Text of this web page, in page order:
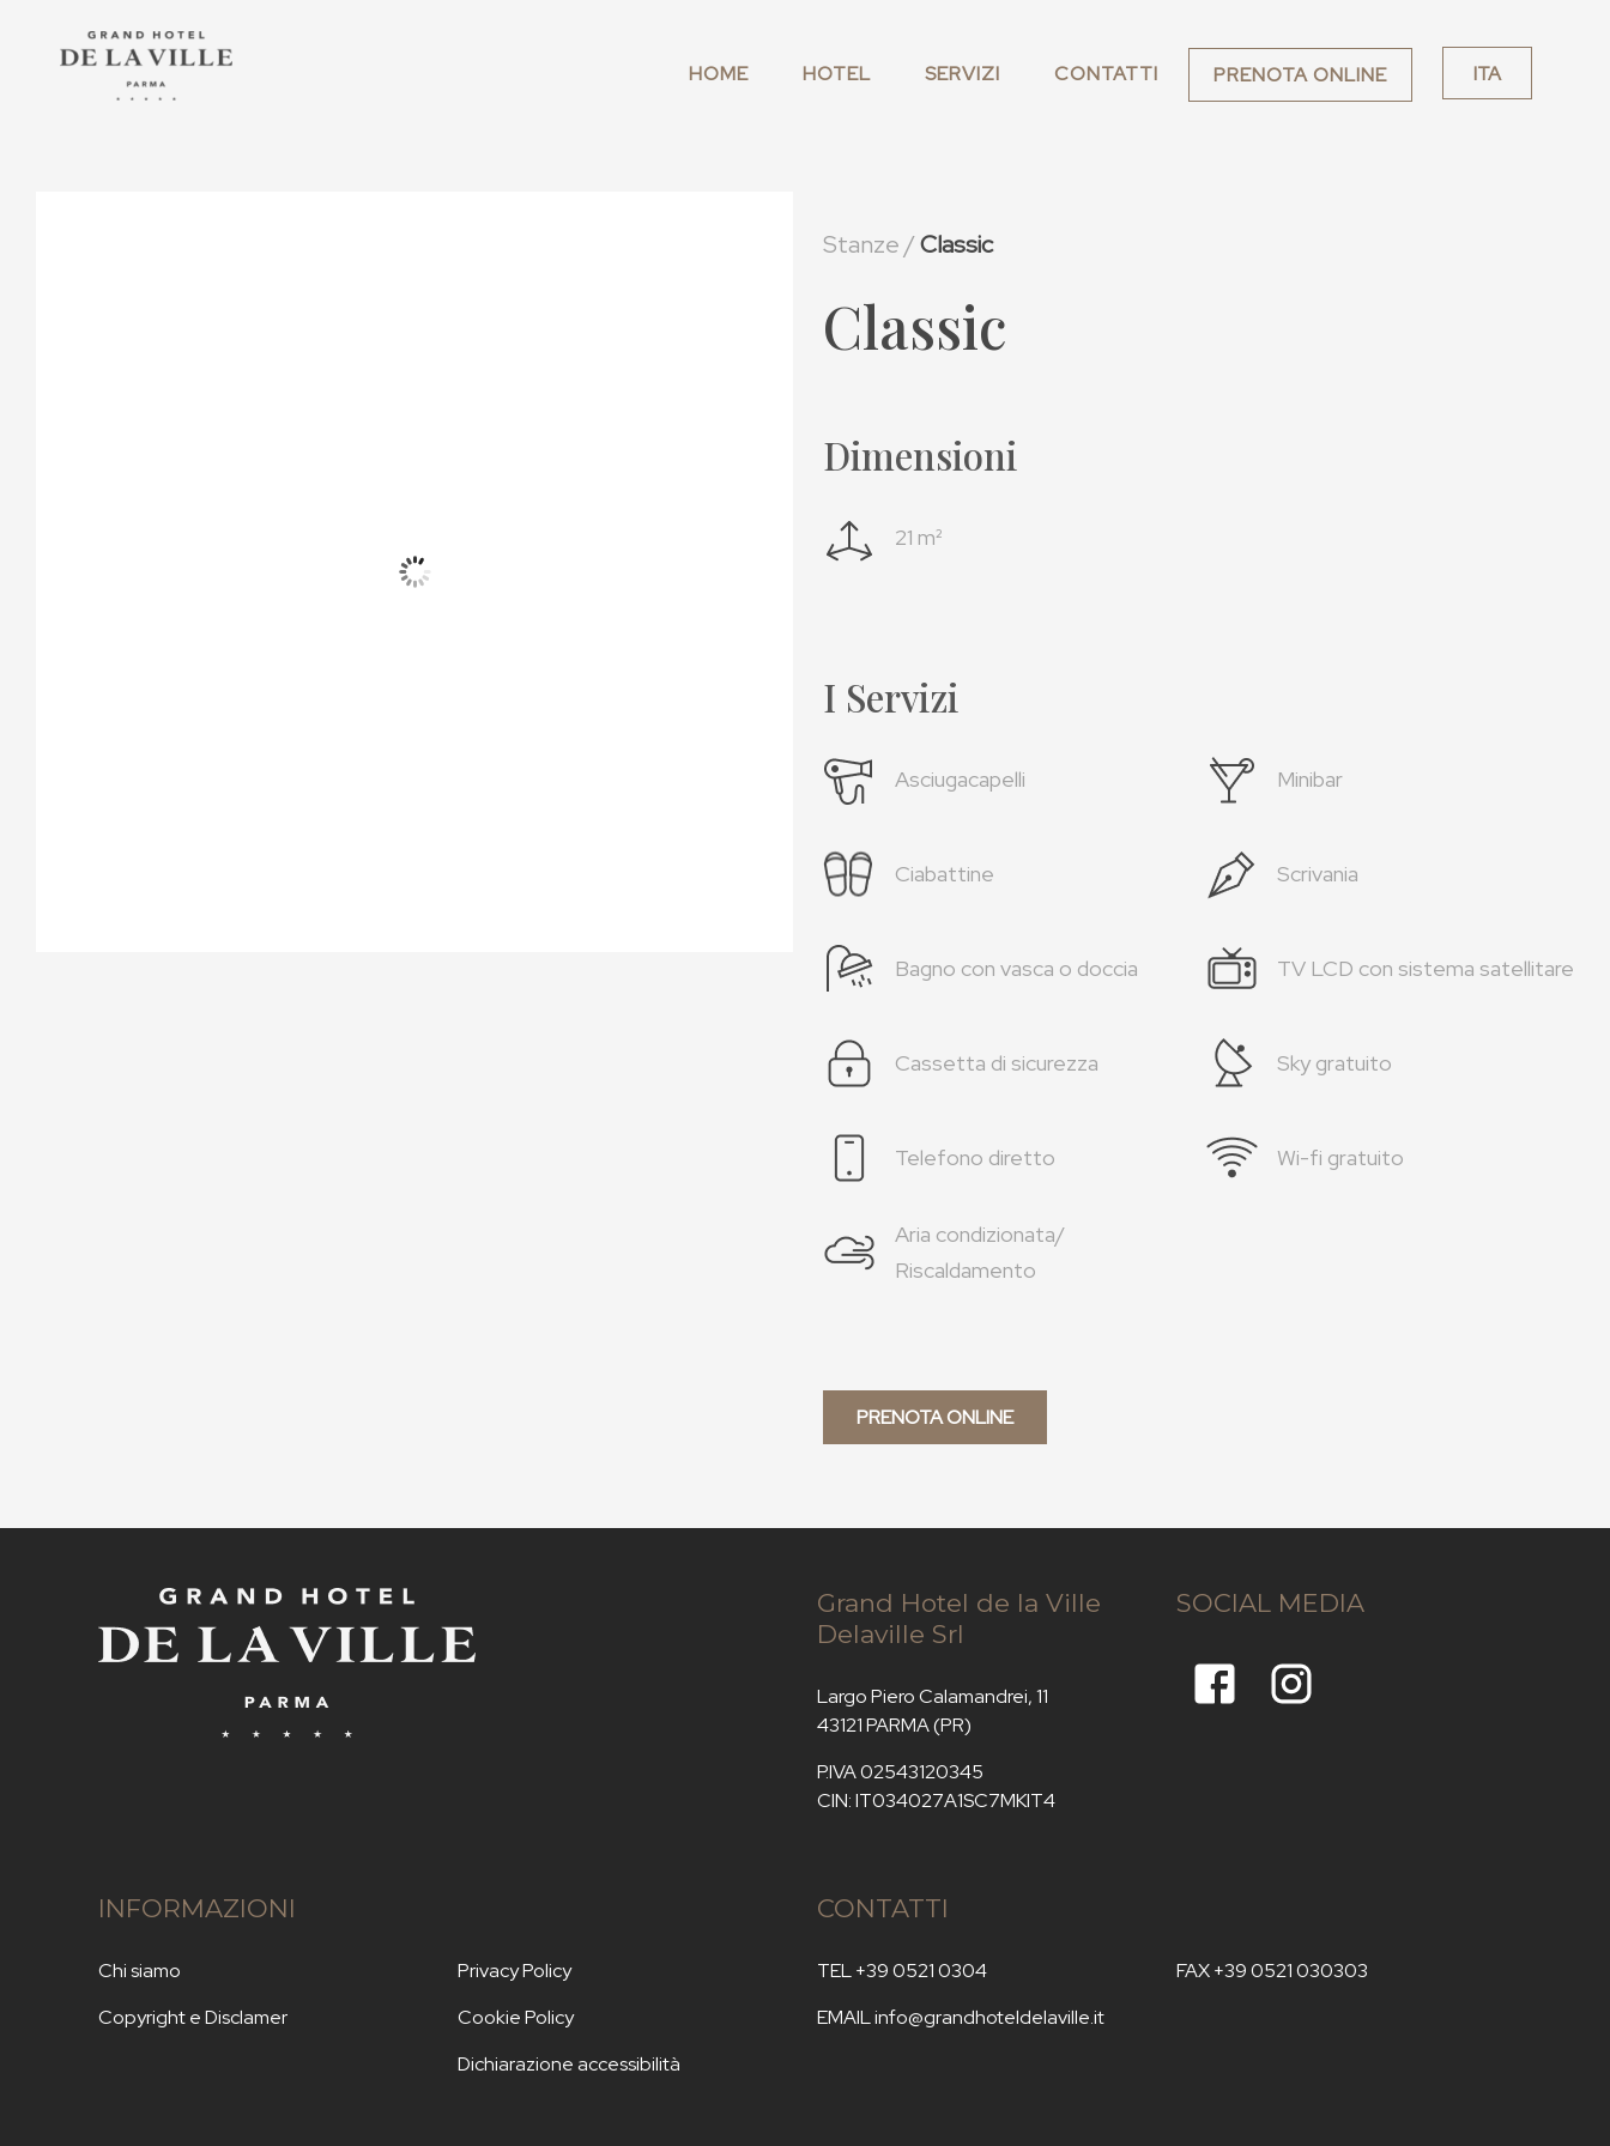
ITA
HOME HOTEL SERVIZI CONTATTI PRENOTA ONLINE
Stanze /Classic
Classic
Dimensioni
21 m²
I Servizi
Asciugacapelli Minibar
Ciabattine Scrivania
Bagno con vasca o doccia TV LCD con sistema satellitare
Cassetta di sicurezza Sky gratuito
Telefono diretto Wi-fi gratuito
Aria condizionata/
Riscaldamento
PRENOTA ONLINE
Grand Hotel de la Ville
Delaville Srl
Largo Piero Calamandrei, 11
43121 PARMA (PR)
P.IVA 02543120345
CIN: IT034027A1SC7MKIT4
SOCIAL MEDIA
INFORMAZIONI
Chi siamo
Copyright e Disclamer
Privacy Policy
Cookie Policy
Dichiarazione accessibilità
CONTATTI
TEL +39 0521 0304
EMAILinfo@grandhoteldelaville.it
FAX +39 0521 030303